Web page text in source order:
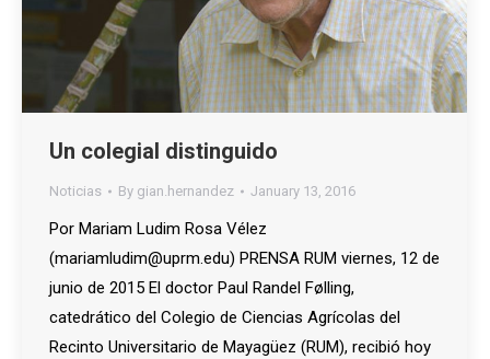
Un colegial distinguido
Noticias By gian.hernandez January 13, 2016
Por Mariam Ludim Rosa Vélez
(mariamludim@uprm.edu) PRENSA RUM viernes, 12 de
junio de 2015 El doctor Paul Randel Følling,
catedrático del Colegio de Ciencias Agrícolas del
Recinto Universitario de Mayagüez (RUM), recibió hoy